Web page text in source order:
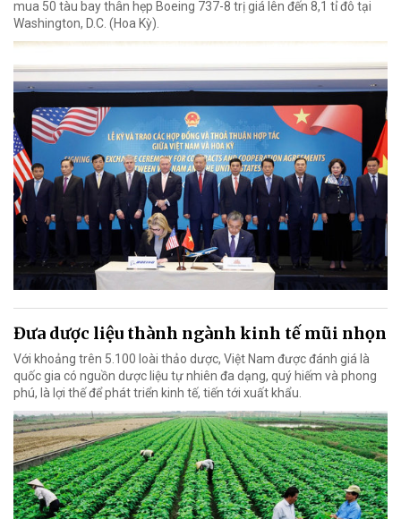
mua 50 tàu bay thân hẹp Boeing 737-8 trị giá lên đến 8,1 tỉ đô tại
Washington, D.C. (Hoa Kỳ).
Đưa dược liệu thành ngành kinh tế mũi nhọn
Với khoảng trên 5.100 loài thảo dược, Việt Nam được đánh giá là
quốc gia có nguồn dược liệu tự nhiên đa dạng, quý hiếm và phong
phú, là lợi thế để phát triển kinh tế, tiến tới xuất khẩu.